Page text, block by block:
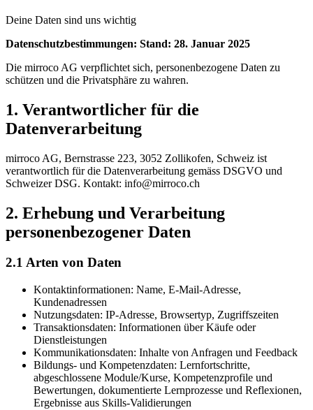
Deine Daten sind uns wichtig
Datenschutzbestimmungen: Stand: 28. Januar 2025
Die mirroco AG verpflichtet sich, personenbezogene Daten zu
schützen und die Privatsphäre zu wahren.
1. Verantwortlicher für die
Datenverarbeitung
mirroco AG, Bernstrasse 223, 3052 Zollikofen, Schweiz ist
verantwortlich für die Datenverarbeitung gemäss DSGVO und
Schweizer DSG. Kontakt: info@mirroco.ch
2. Erhebung und Verarbeitung
personenbezogener Daten
2.1 Arten von Daten
Kontaktinformationen: Name, E-Mail-Adresse,
Kundenadressen
Nutzungsdaten: IP-Adresse, Browsertyp, Zugriffszeiten
Transaktionsdaten: Informationen über Käufe oder
Dienstleistungen
Kommunikationsdaten: Inhalte von Anfragen und Feedback
Bildungs- und Kompetenzdaten: Lernfortschritte,
abgeschlossene Module/Kurse, Kompetenzprofile und
Bewertungen, dokumentierte Lernprozesse und Reflexionen,
Ergebnisse aus Skills-Validierungen